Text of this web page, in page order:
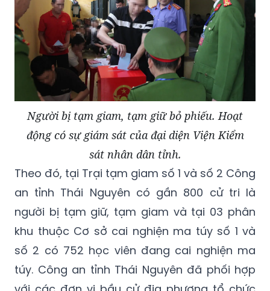
Người bị tạm giam, tạm giữ bỏ phiếu. Hoạt
động có sự giám sát của đại diện Viện Kiểm
sát nhân dân tỉnh.
Theo đó, tại Trại tạm giam số 1 và số 2 Công
an tỉnh Thái Nguyên có gần 800 cử tri là
người bị tạm giữ, tạm giam và tại 03 phân
khu thuộc Cơ sở cai nghiện ma túy số 1 và
số 2 có 752 học viên đang cai nghiện ma
túy. Công an tỉnh Thái Nguyên đã phối hợp